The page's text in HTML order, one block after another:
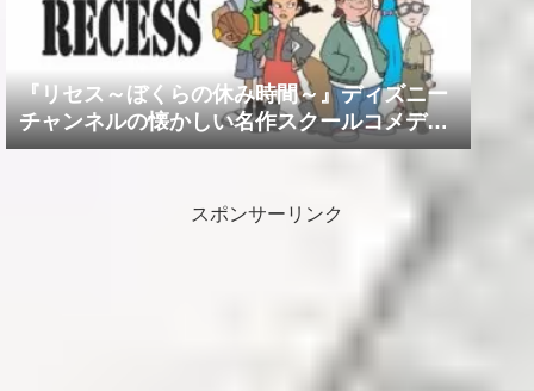
『リセス～ぼくらの休み時間～』ディズニー
チャンネルの懐かしい名作スクールコメデ
ィ！！
スポンサーリンク